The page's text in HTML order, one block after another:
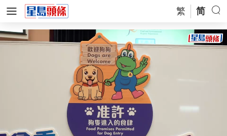
繁 简